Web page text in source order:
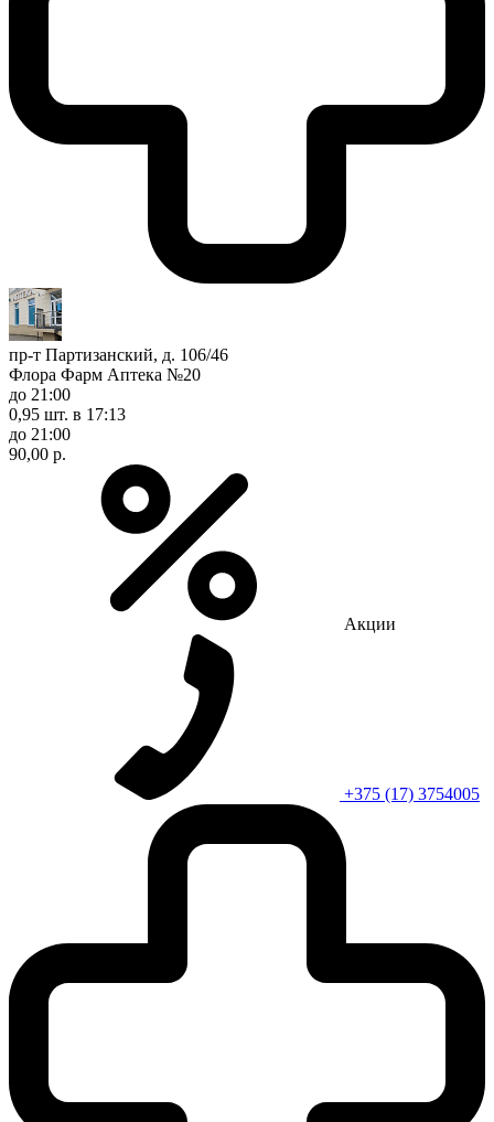
пр-т Партизанский, д. 106/46
Флора Фарм Аптека №20
до 21:00
0,95 шт. в 17:13
до 21:00
90,00 р.
Акции
+375 (17) 3754005